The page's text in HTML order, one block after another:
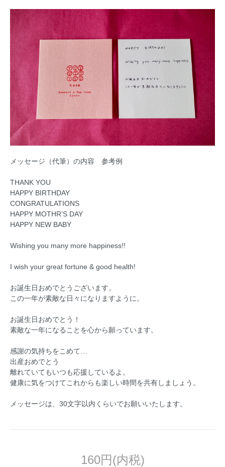
メッセージ（代筆）の内容 参考例
THANK YOU
HAPPY BIRTHDAY
CONGRATULATIONS
HAPPY MOTHR’S DAY
HAPPY NEW BABY
Wishing you many more happiness!!
I wish your great fortune & good health!
お誕生日おめでとうございます。
この一年が素敵な日々になりますように。
お誕生日おめでとう！
素敵な一年になることを心から願っています。
感謝の気持ちをこめて…
出産おめでとう
離れていてもいつも応援しているよ。
健康に気をつけてこれからも楽しい時間を共有しましょう。
メッセージは、30文字以内くらいでお願いいたします。
160円(内税)